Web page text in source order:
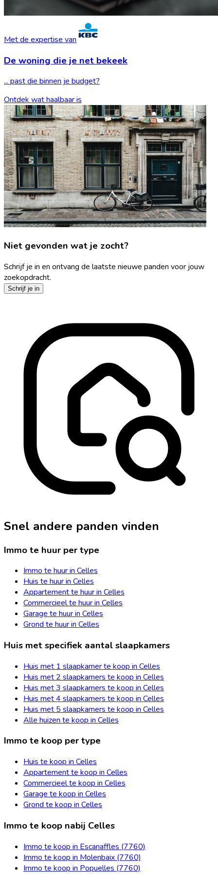
Met de expertise van
De woning die je net bekeek
... past die binnen je budget?
Ontdek wat haalbaar is
Niet gevonden wat je zocht?
Schrijf je in en ontvang de laatste nieuwe panden voor jouw
zoekopdracht.
Schrijf je in
Snel andere panden vinden
Immo te huur per type
Immo te huur in Celles
Huis te huur in Celles
Appartement te huur in Celles
Commercieel te huur in Celles
Garage te huur in Celles
Grond te huur in Celles
Huis met specifiek aantal slaapkamers
Huis met 1 slaapkamer te koop in Celles
Huis met 2 slaapkamers te koop in Celles
Huis met 3 slaapkamers te koop in Celles
Huis met 4 slaapkamers te koop in Celles
Huis met 5 slaapkamers te koop in Celles
Alle huizen te koop in Celles
Immo te koop per type
Huis te koop in Celles
Appartement te koop in Celles
Commercieel te koop in Celles
Garage te koop in Celles
Grond te koop in Celles
Immo te koop nabij Celles
Immo te koop in Escanaffles (7760)
Immo te koop in Molenbaix (7760)
Immo te koop in Popuelles (7760)